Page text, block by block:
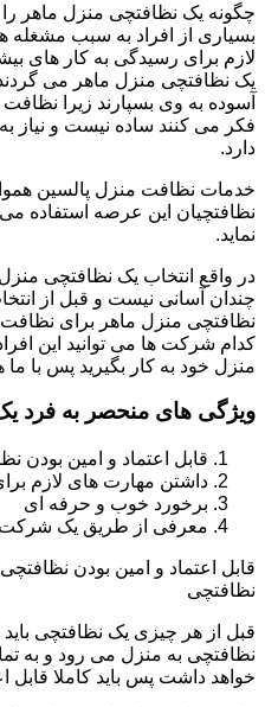
چگونه یک نظافتچی منزل ماهر را
بسیاری از افراد به سبب مشغله
لازم برای رسیدگی به کار های
یک نظافتچی منزل ماهر می
آسوده به وی بسپارند زیرا
فکر می کنند ساده نیست و نیاز
دارد.
خدمات نظافت منزل پالسین
نظافتچیان این عرصه استفاده
نماید.
در واقع انتخاب یک نظافتچی
چندان آسانی نیست و قبل از
نظافتچی منزل ماهر برای نظافت
کدام شرکت ها می توانید این
منزل خود به کار بگیرید پس با ما
ویژگی های منحصر به فرد
قابل اعتماد و امین بودن
داشتن مهارت های لازم
برخورد خوب و حرفه ای
معرفی از طریق یک شرکت
قابل اعتماد و امین بودن
نظافتچی
قبل از هر چیزی یک نظافتچی
نظافتچی به منزل می رود و به
خواهد داشت پس باید کاملا قابل